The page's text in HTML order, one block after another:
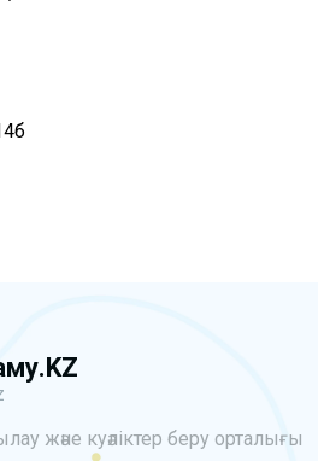
және куәліктер беру орталығы